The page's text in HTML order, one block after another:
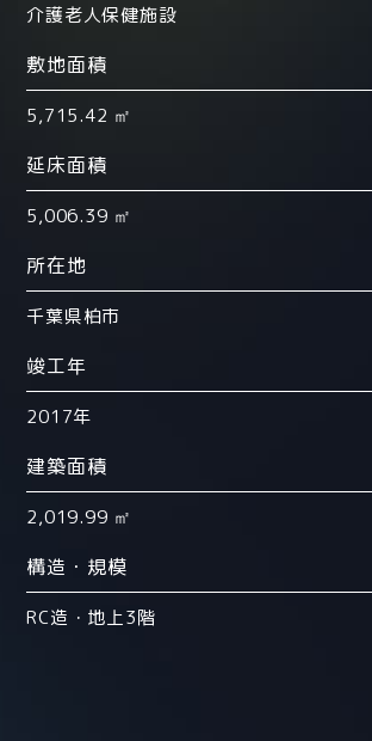
介護老人保健施設
敷地面積
5,715.42 ㎡
延床面積
5,006.39 ㎡
所在地
千葉県柏市
竣工年
2017年
建築面積
2,019.99 ㎡
構造・規模
RC造・地上3階